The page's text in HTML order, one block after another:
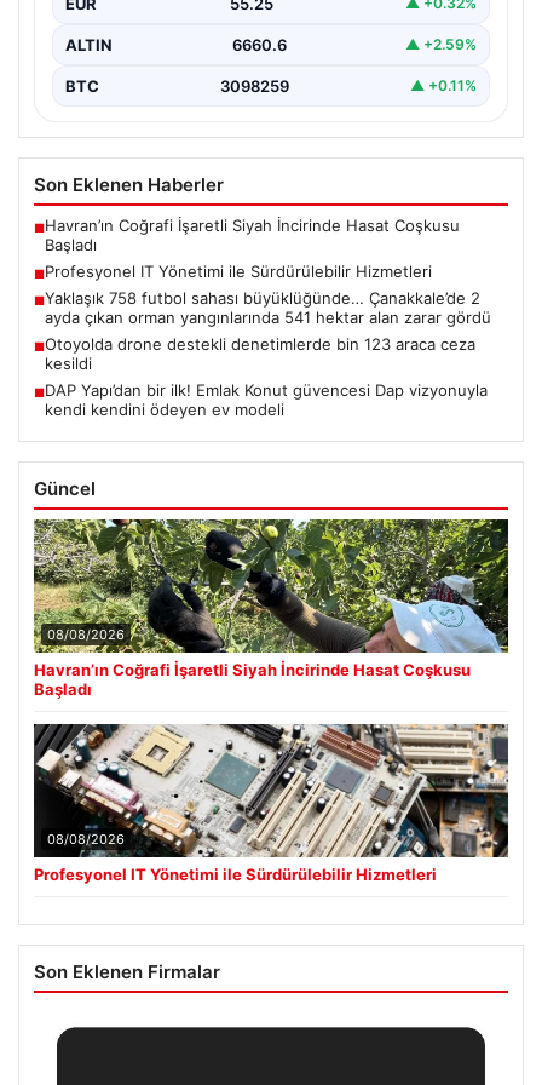
ALTIN 6660.6 ▲ +2.59%
BTC 3098259 ▲ +0.11%
Son Eklenen Haberler
■Havran’ın Coğrafi İşaretli Siyah İncirinde Hasat Coşkusu
Başladı
■Profesyonel IT Yönetimi ile Sürdürülebilir Hizmetleri
■Yaklaşık 758 futbol sahası büyüklüğünde… Çanakkale’de 2
ayda çıkan orman yangınlarında 541 hektar alan zarar gördü
■Otoyolda drone destekli denetimlerde bin 123 araca ceza
kesildi
■DAP Yapı’dan bir ilk! Emlak Konut güvencesi Dap vizyonuyla
kendi kendini ödeyen ev modeli
Güncel
08/08/2026
Havran’ın Coğrafi İşaretli Siyah İncirinde Hasat Coşkusu
Başladı
08/08/2026
Profesyonel IT Yönetimi ile Sürdürülebilir Hizmetleri
Son Eklenen Firmalar